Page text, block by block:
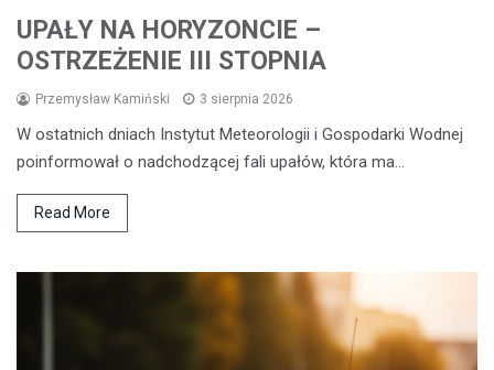
UPAŁY NA HORYZONCIE –
OSTRZEŻENIE III STOPNIA
Przemysław Kamiński 3 sierpnia 2026
W ostatnich dniach Instytut Meteorologii i Gospodarki Wodnej
poinformował o nadchodzącej fali upałów, która ma…
Read More